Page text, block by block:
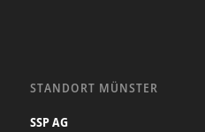
STANDORT MÜNSTER
SSP AG